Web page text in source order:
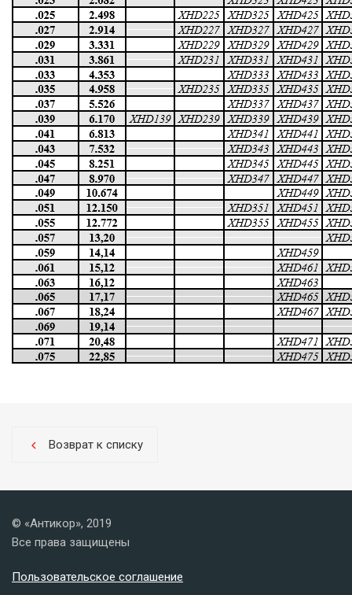
chevron_left Возврат к списку
© «Антикор», 2019
Все права защищены
Пользовательское соглашение